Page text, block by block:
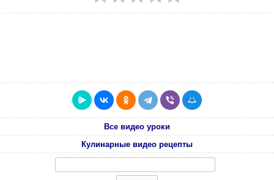
Все видео уроки
Кулинарные видео рецепты